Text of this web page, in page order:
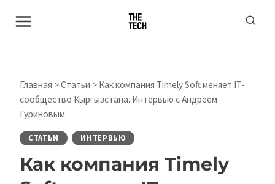
Главная >Статьи > Как компания Timely Soft меняет IT-
сообщество Кыргызстана. Интервью с Андреем
Гуриновым
СТАТЬИ ИНТЕРВЬЮ
Как компания Timely